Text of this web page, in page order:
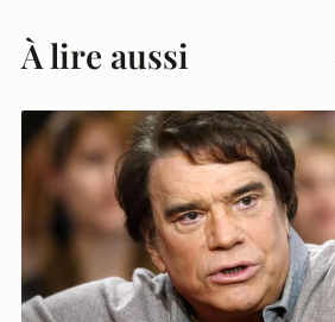
À lire aussi